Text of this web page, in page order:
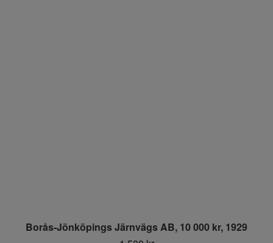
Borås-Jönköpings Järnvägs AB, 10 000 kr, 1929